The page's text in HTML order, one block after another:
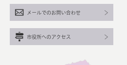
メールでのお問い合わせ
市役所へのアクセス